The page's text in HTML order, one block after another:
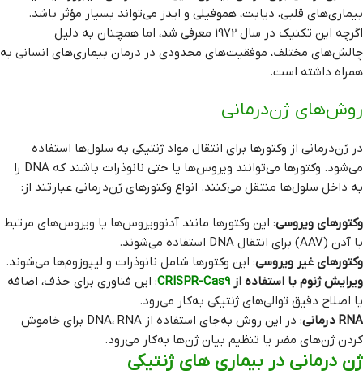
بیماری‌های قلبی، دیابت، هموفیلی و ایدز می‌تواند بسیار مؤثر باشد.
اگرچه این تکنیک در سال 1972 معرفی شد، اما همچنان به دلیل
چالش‌های مختلف، موفقیت‌های محدودی در درمان بیماری‌های انسانی به
همراه داشته است.
روش‌های ژن‌درمانی
در ژن‌درمانی از وکتورها برای انتقال مواد ژنتیکی به سلول‌ها استفاده
می‌شود. وکتورها می‌توانند ویروس‌ها یا حتی نانوذرات باشند که DNA را
به داخل سلول‌ها منتقل می‌کنند. انواع وکتورهای ژن‌درمانی عبارتند از:
وکتورهای ویروسی: این وکتورها مانند آدنوویروس‌ها یا ویروس‌های مرتبط
با آدن (AAV) برای انتقال DNA استفاده می‌شوند.
وکتورهای غیر ویروسی: این وکتورها شامل نانوذرات و لیپوزوم‌ها می‌شوند.
ویرایش ژنوم با استفاده از
: این فناوری برای حذف، اضافه
یا اصلاح دقیق توالی‌های ژنتیکی به‌کار می‌رود.
RNA درمانی
: در این روش به‌جای استفاده از DNA، RNA برای خاموش
کردن ژن‌های مضر یا تنظیم بیان ژن‌ها به‌کار می‌رود.
ژن درمانی در بیماری‌ های ژنتیکی